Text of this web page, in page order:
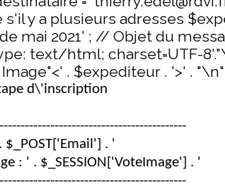
y a plusieurs adresses
mai 2021' ; // Objet du
text/html; charset=UTF-
Image"<' . $expediteur . '>' .
d\'inscription
$_POST['Email'] . '
: ' . $_SESSION['VoteImage'] . '